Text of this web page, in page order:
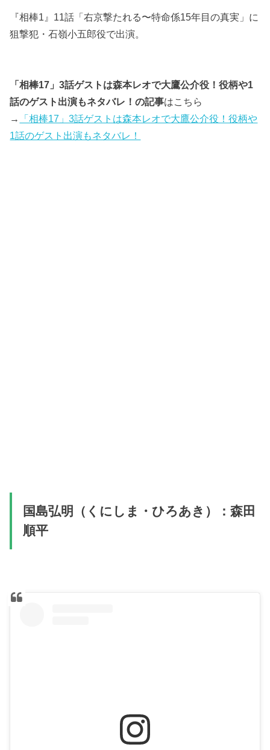
『相棒1』11話「右京撃たれる〜特命係15年目の真実」に
狙撃犯・石嶺小五郎役で出演。
「相棒17」3話ゲストは森本レオで大鷹公介役！役柄や1
話のゲスト出演もネタバレ！の記事はこちら
→
「相棒17」3話ゲストは森本レオで大鷹公介役！役柄や
1話のゲスト出演もネタバレ！
国島弘明（くにしま・ひろあき）：森田
順平